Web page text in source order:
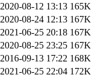
2020-08-12 13:13 165K
2020-08-24 12:13 167K
2021-06-25 20:18 167K
2020-08-25 23:25 167K
2016-09-13 17:22 168K
2021-06-25 22:04 172K